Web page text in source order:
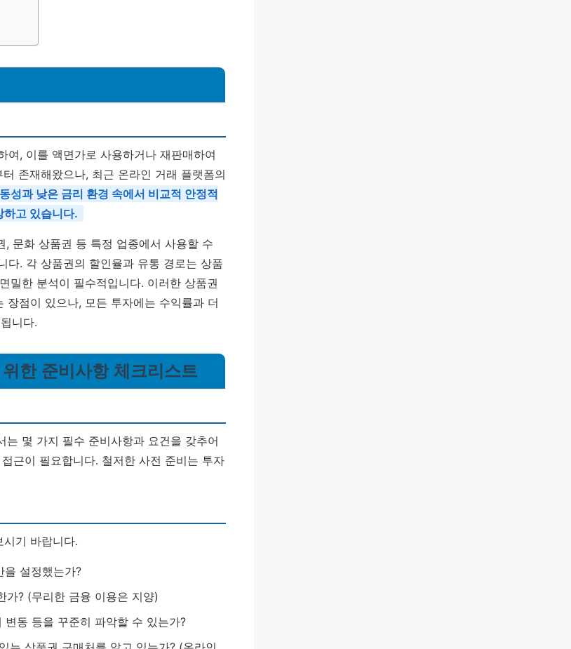
여, 이를 액면가로 사용하거나 재판매하여
존재해왔으나, 최근 온라인 거래 플랫폼의
성과 낮은 금리 환경 속에서 비교적 안정적
하고 있습니다.
문화 상품권 등 특정 업종에서 사용할 수
다. 각 상품권의 할인율과 유통 경로는 상품
밀한 분석이 필수적입니다. 이러한 상품권
점이 있으나, 모든 투자에는 수익률과 더
니다.
한 준비사항 체크리스트
몇 가지 필수 준비사항과 요건을 갖추어
근이 필요합니다. 철저한 사전 준비는 투자
기 바랍니다.
을 설정했는가?
가? (무리한 금융 이용은 지양)
동 등을 꾸준히 파악할 수 있는가?